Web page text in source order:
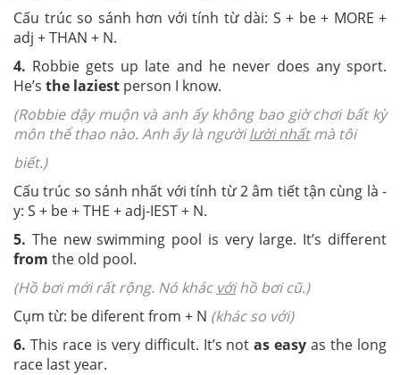
Cấu trúc so sánh hơn với tính từ dài: S + be + MORE +
adj + THAN + N.
4. Robbie gets up late and he never does any sport.
He’s the laziest person I know.
(Robbie dậy muộn và anh ấy không bao giờ chơi bất kỳ
môn thể thao nào. Anh ấy là ngườilười nhấtmà tôi
biết.)
Cấu trúc so sánh nhất với tính từ 2 âm tiết tận cùng là -
y: S + be + THE + adj-IEST + N.
5. The new swimming pool is very large. It’s different
from the old pool.
(Hồ bơi mới rất rộng. Nó khác vớihồ bơi cũ.)
Cụm từ: be diferent from + N (khác so với)
6. This race is very difficult. It’s notas easy as the long
race last year.